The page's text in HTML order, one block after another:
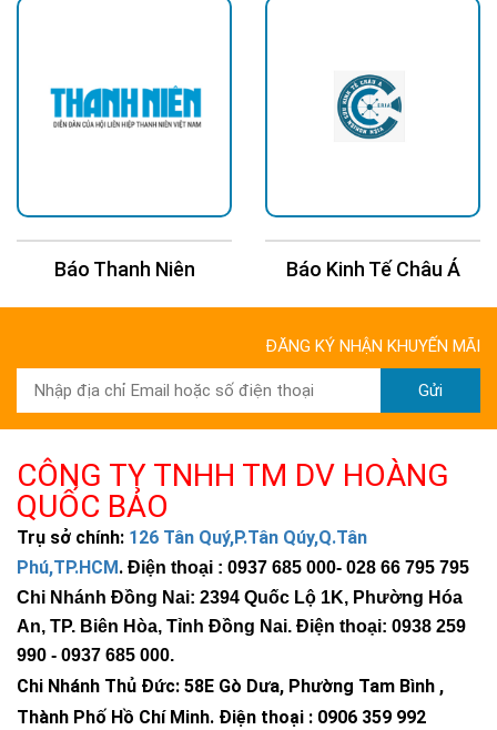
Báo Thanh Niên Báo Kinh Tế Châu Á
ĐĂNG KÝ NHẬN KHUYẾN MÃI
Gửi
CÔNG TY TNHH TM DV HOÀNG
QUỐC BẢO
Trụ sở chính: 126 Tân Quý,P.Tân Qúy,Q.Tân
Phú,TP.HCM. Điện thoại : 0937 685 000- 028 66 795 795
Chi Nhánh Đồng Nai: 2394 Quốc Lộ 1K, Phường Hóa
An, TP. Biên Hòa, Tỉnh Đồng Nai. Điện thoại: 0938 259
990 - 0937 685 000.
Chi Nhánh Thủ Đức: 58E Gò Dưa, Phường Tam Bình ,
Thành Phố Hồ Chí Minh. Điện thoại : 0906 359 992